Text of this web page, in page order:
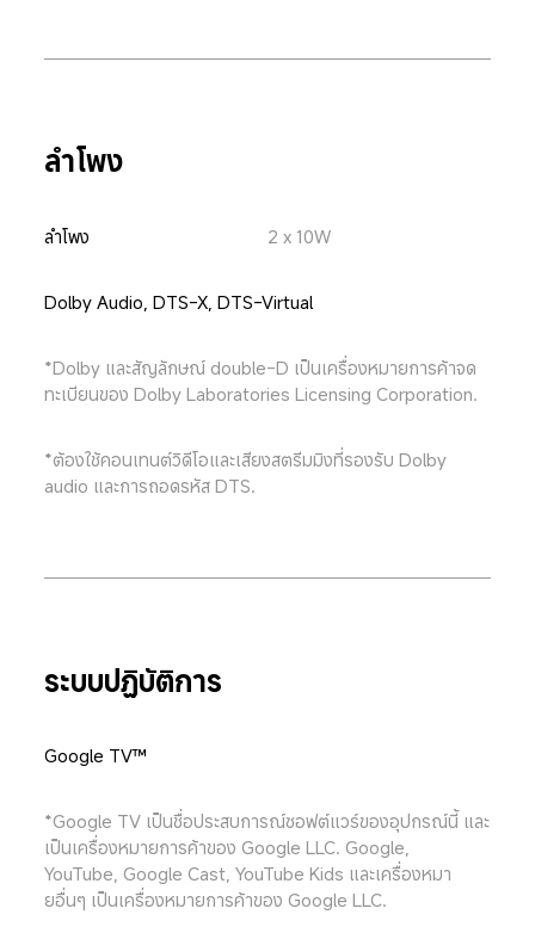
ลำโพง
ลำโพง 2 x 10W
Dolby Audio, DTS-X, DTS-Virtual
*Dolby และสัญลักษณ์ double-D เป็นเครื่องหมายการค้าจด
ทะเบียนของ Dolby Laboratories Licensing Corporation.
*ต้องใช้คอนเทนต์วิดีโอและเสียงสตรีมมิงที่รองรับ Dolby
audio และการถอดรหัส DTS.
ระบบปฏิบัติการ
Google TV™
*Google TV เป็นชื่อประสบการณ์ซอฟต์แวร์ของอุปกรณ์นี้ และ
เป็นเครื่องหมายการค้าของ Google LLC. Google,
YouTube, Google Cast, YouTube Kids และเครื่องหมา
ยอื่นๆ เป็นเครื่องหมายการค้าของ Google LLC.